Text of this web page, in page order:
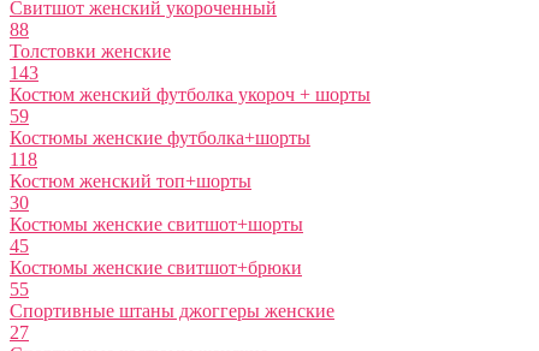
Свитшот женский укороченный
88
Толстовки женские
143
Костюм женский футболка укороч + шорты
59
Костюмы женские футболка+шорты
118
Костюм женский топ+шорты
30
Костюмы женские свитшот+шорты
45
Костюмы женские свитшот+брюки
55
Спортивные штаны джоггеры женские
27